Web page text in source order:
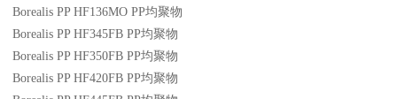
Borealis PP HF136MO PP均聚物
Borealis PP HF345FB PP均聚物
Borealis PP HF350FB PP均聚物
Borealis PP HF420FB PP均聚物